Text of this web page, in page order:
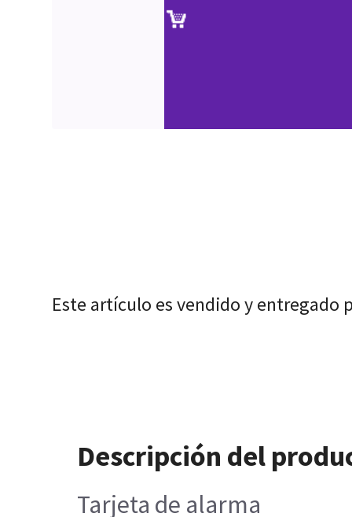
Este artículo es vendido y entregado
Descripción del
Tarjeta de alarma